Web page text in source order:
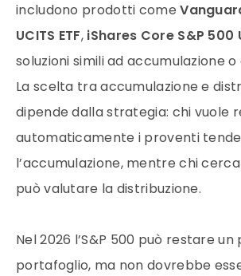
includono prodotti come
UCITS ETF, iShares Core S&P 500
soluzioni simili ad accumulazione
La scelta tra accumulazione e
dipende dalla strategia: chi vuole
automaticamente i proventi
l’accumulazione, mentre chi
può valutare la distribuzione.
Nel 2026 l’S&P 500 può restare
portafoglio, ma non dovrebbe